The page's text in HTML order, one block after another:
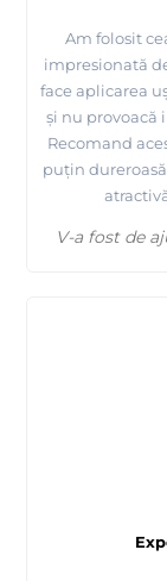
Folie
Tutorial
Am folosit
impresionată
face aplicarea
și nu provoacă
Recomand
puțin
V-a fost de